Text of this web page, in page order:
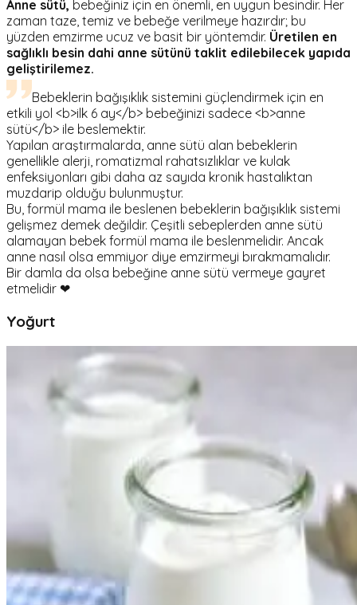
Anne sütü, bebeğiniz için en önemli, en uygun besindir. Her
zaman taze, temiz ve bebeğe verilmeye hazırdır; bu
yüzden emzirme ucuz ve basit bir yöntemdir. Üretilen en
sağlıklı besin dahi anne sütünü taklit edilebilecek yapıda
geliştirilemez.
Bebeklerin bağışıklık sistemini güçlendirmek için en
etkili yol <b>ilk 6 ay</b> bebeğinizi sadece <b>anne
sütü</b> ile beslemektir.
Yapılan araştırmalarda, anne sütü alan bebeklerin
genellikle alerji, romatizmal rahatsızlıklar ve kulak
enfeksiyonları gibi daha az sayıda kronik hastalıktan
muzdarip olduğu bulunmuştur.
Bu, formül mama ile beslenen bebeklerin bağışıklık sistemi
gelişmez demek değildir. Çeşitli sebeplerden anne sütü
alamayan bebek formül mama ile beslenmelidir. Ancak
anne nasıl olsa emmiyor diye emzirmeyi bırakmamalıdır.
Bir damla da olsa bebeğine anne sütü vermeye gayret
etmelidir ❤
Yoğurt